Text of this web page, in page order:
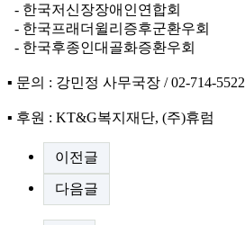
- 한국저신장장애인연합회
- 한국프래더윌리증후군환우회
- 한국후종인대골화증환우회
▪ 문의 : 강민정 사무국장 / 02-714-5522
▪ 후원 : KT&G복지재단, (주)휴럼
이전글
다음글